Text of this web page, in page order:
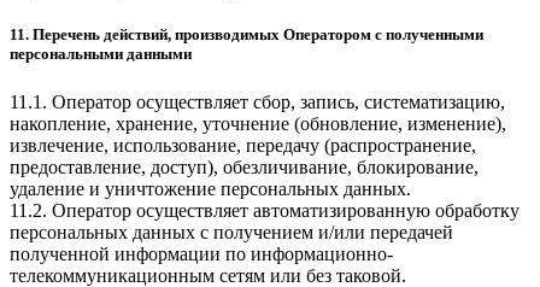
11. Перечень действий, производимых Оператором с полученными
персональными данными
11.1. Оператор осуществляет сбор, запись, систематизацию,
накопление, хранение, уточнение (обновление, изменение),
извлечение, использование, передачу (распространение,
предоставление, доступ), обезличивание, блокирование,
удаление и уничтожение персональных данных.
11.2. Оператор осуществляет автоматизированную обработку
персональных данных с получением и/или передачей
полученной информации по информационно-
телекоммуникационным сетям или без таковой.